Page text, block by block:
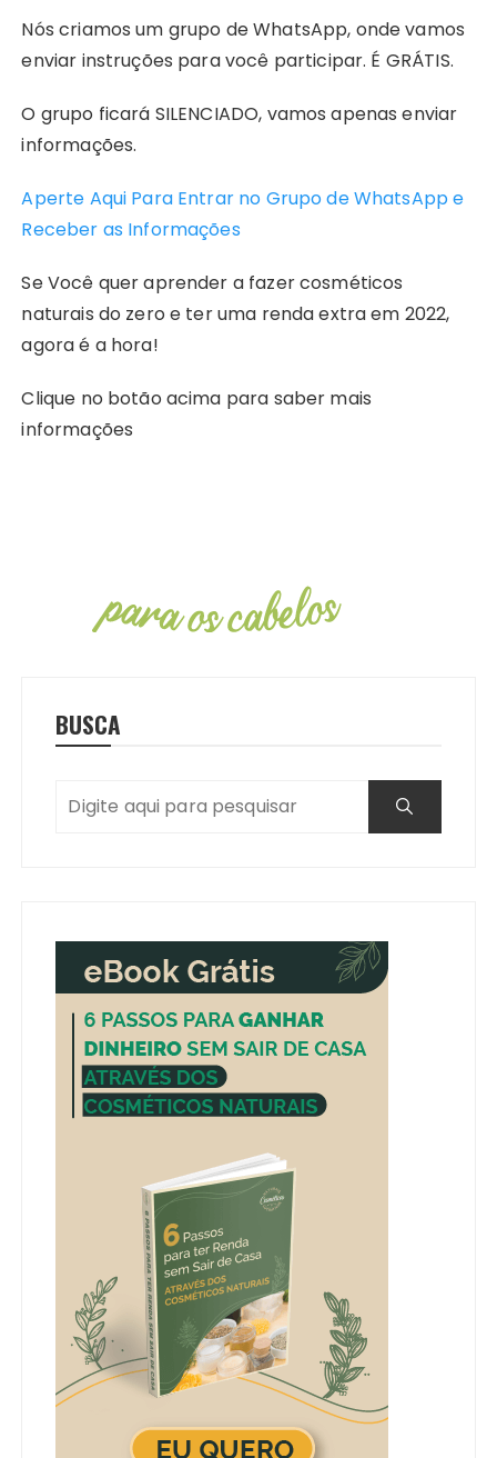
Nós criamos um grupo de WhatsApp, onde vamos
enviar instruções para você participar. É GRÁTIS.
O grupo ficará SILENCIADO, vamos apenas enviar
informações.
Aperte Aqui Para Entrar no Grupo de WhatsApp e
Receber as Informações
Se Você quer aprender a fazer cosméticos
naturais do zero e ter uma renda extra em 2022,
agora é a hora!
Clique no botão acima para saber mais
informações
BUSCA